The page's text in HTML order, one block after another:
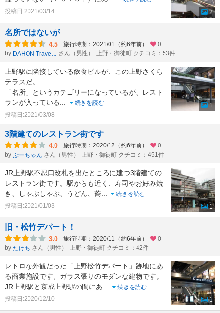
投稿日:2021/03/14
2
名所ではないが
4.5 旅行時期：2021/01（約6年前）
0
by
DAHON Traveler さん（男性） 上野・御徒町 クチコミ：53件
上野駅に隣接している飲食ビルが、この上野さくら
テラスだ。
「名所」というカテゴリーになっているが、レスト
ランが入っている...
続きを読む
投稿日:2021/03/08
1
3階建てのレストラン街です
4.0 旅行時期：2020/12（約6年前）
0
by ぷーちゃん さん（男性） 上野・御徒町 クチコミ：451件
JR上野駅不忍口改札を出たところに建つ3階建ての
レストラン街です。駅からも近く、寿司やお好み焼
き、しゃぶしゃぶ、うどん、蕎...
続きを読む
投稿日:2021/01/03
1
旧・松竹デパート！
3.0 旅行時期：2020/11（約6年前）
0
by たけち さん（男性） 上野・御徒町 クチコミ：42件
レトロな外観だった「上野松竹デパート」跡地にあ
る商業施設です。ガラス張りのモダンな建物です。
JR上野駅と京成上野駅の間にあ...
続きを読む
投稿日:2020/12/10
1